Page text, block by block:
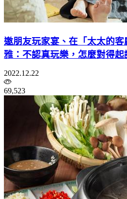
邀朋友玩家宴、在「太太的
雅：不認真玩樂，怎麼對得起
2022.12.22
69,523